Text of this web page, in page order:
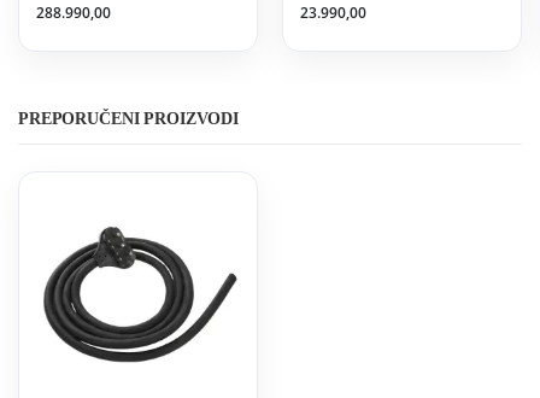
288.990,00 23.990,00
PREPORUČENI PROIZVODI